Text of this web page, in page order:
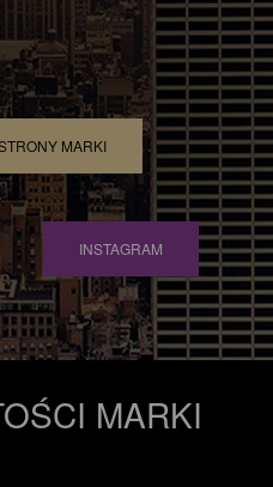
MARKI
INSTAGRAM
MARKI